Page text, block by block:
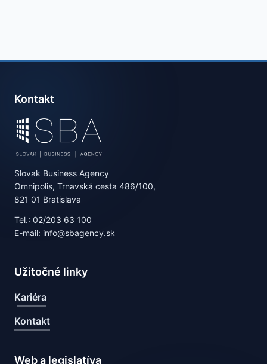
Kontakt
Slovak Business Agency
Omnipolis, Trnavská cesta 486/100,
821 01 Bratislava
Tel.: 02/203 63 100
E-mail: info@sbagency.sk
Užitočné linky
Kariéra
Kontakt
Web a legislatíva